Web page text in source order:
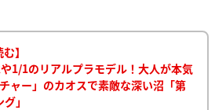
】
1/1のリアルプラモデル！大人が本気
ャー」のカオスで素敵な深い沼「第
」